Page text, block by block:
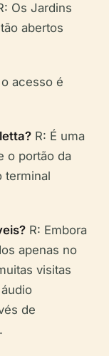
Os Jardins
abertos
acesso é
R: É uma
o portão da
terminal
R: Embora
apenas no
visitas
de